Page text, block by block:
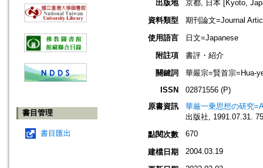
書目管理
書目匯出
出版地
京都, 日本 [Kyoto,
資料類型
期刊論文=Journal
使用語言
日文=Japanese
附註項
書評・紹介
關鍵詞
華嚴宗=賢首宗=Hua-
ISSN
02871556 (P)
原書資訊
華厳一乗思想の研究
出版社, 1991.07.31.
點閱次數
670
建檔日期 2004.03.19